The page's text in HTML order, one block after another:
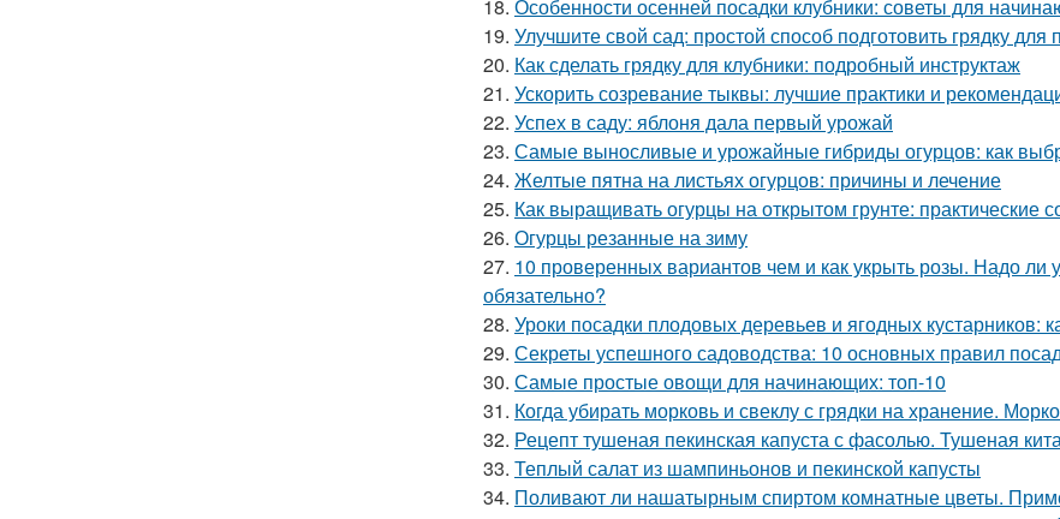
18. Особенности осенней посадки клубники: советы для
19. Улучшите свой сад: простой способ подготовить грядку для
20. Как сделать грядку для клубники: подробный инструктаж
21. Ускорить созревание тыквы: лучшие практики и
22. Успех в саду: яблоня дала первый урожай
23. Самые выносливые и урожайные гибриды огурцов: как
24. Желтые пятна на листьях огурцов: причины и лечение
25. Как выращивать огурцы на открытом грунте: практические
26. Огурцы резанные на зиму
27. 10 проверенных вариантов чем и как укрыть розы. Надо ли
обязательно?
28. Уроки посадки плодовых деревьев и ягодных кустарников:
29. Секреты успешного садоводства: 10 основных правил
30. Самые простые овощи для начинающих: топ-10
31. Когда убирать морковь и свеклу с грядки на хранение.
32. Рецепт тушеная пекинская капуста с фасолью. Тушеная
33. Теплый салат из шампиньонов и пекинской капусты
34. Поливают ли нашатырным спиртом комнатные цветы.